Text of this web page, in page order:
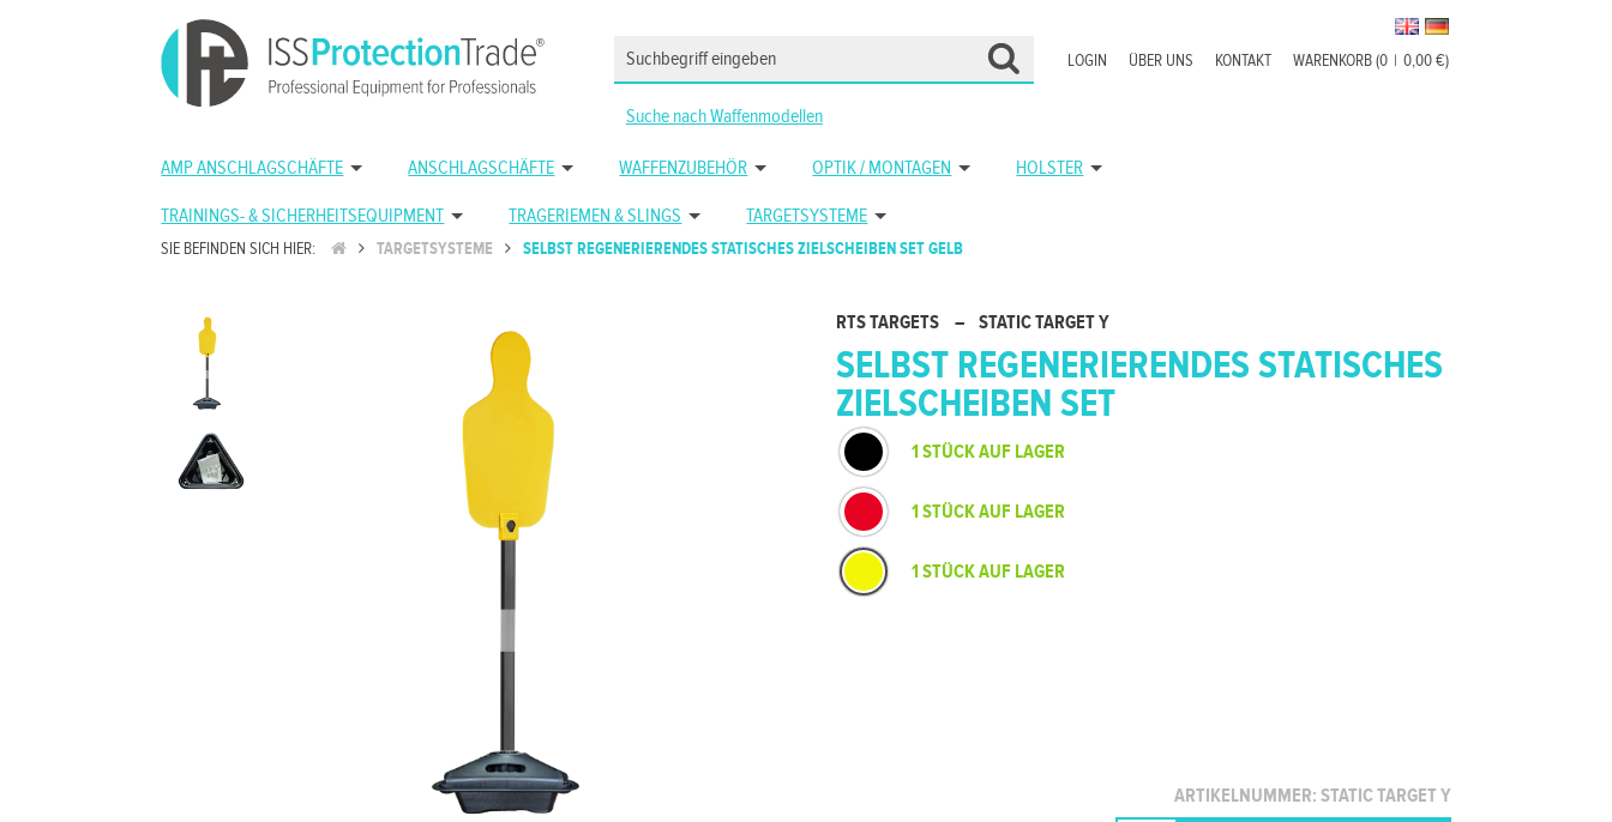
WARENKORB (0 | 0,00 €)
KONTAKT
ÜBER UNS
LOGIN
Suche nach Waffenmodellen
AMP ANSCHLAGSCHÄFTE ANSCHLAGSCHÄFTE WAFFENZUBEHÖR OPTIK / MONTAGEN HOLSTER
TRAININGS- & SICHERHEITSEQUIPMENT TRAGERIEMEN & SLINGS TARGETSYSTEME
SIE BEFINDEN SICH HIER: TARGETSYSTEME SELBST REGENERIERENDES STATISCHES ZIELSCHEIBEN SET GELB
RTS TARGETS – STATIC TARGET Y
SELBST REGENERIERENDES STATISCHES
ZIELSCHEIBEN SET
ARTIKELNUMMER: STATIC TARGET Y
1 STÜCK AUF LAGER
1 STÜCK AUF LAGER
1 STÜCK AUF LAGER